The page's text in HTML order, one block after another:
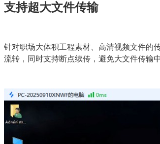
支持超大文件传输
针对职场大体积工程素材、高清视频文件的
流转，同时支持断点续传，避免大文件传输